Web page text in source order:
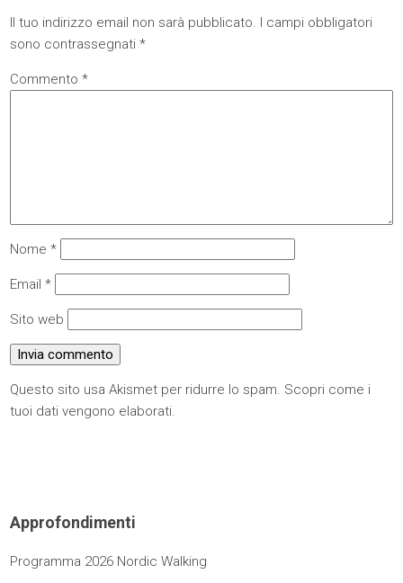
Il tuo indirizzo email non sarà pubblicato. I campi obbligatori
sono contrassegnati*
Commento*
Nome*
Email*
Sito web
Questo sito usa Akismet per ridurre lo spam. Scopri come i
tuoi dati vengono elaborati.
Approfondimenti
Programma 2026 Nordic Walking